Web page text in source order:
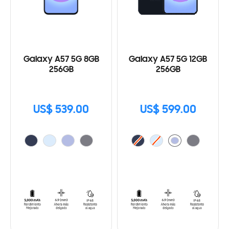
Galaxy A57 5G 8GB
256GB
US$ 539.00
Galaxy A57 5G 12GB
256GB
US$ 599.00